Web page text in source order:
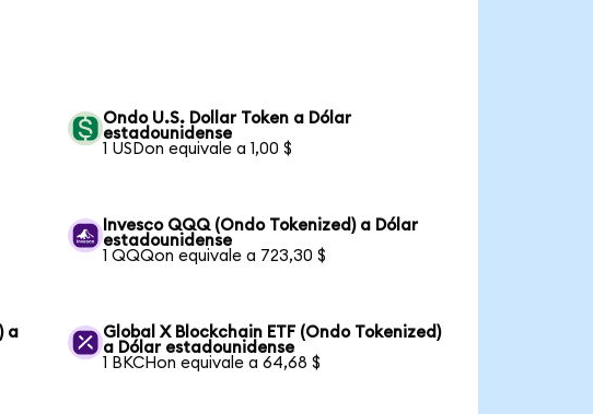
Ondo U.S. Dollar Token a Dólar
estadounidense
1 USDon equivale a 1,00 $
Invesco QQQ (Ondo Tokenized) a Dólar
estadounidense
1 QQQon equivale a 723,30 $
a
Global X Blockchain ETF (Ondo Tokenized)
a Dólar estadounidense
1 BKCHon equivale a 64,68 $